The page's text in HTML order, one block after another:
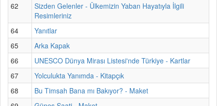
62
Sizden Gelenler - Ülkemizin Yaban Hayatıyla İlgili
Resimleriniz
64
Yanıtlar
65
Arka Kapak
66
UNESCO Dünya Mirası Listesi'nde Türkiye - Kartlar
67
Yolculukta Yanımda - Kitapçık
68
Bu Timsah Bana mı Bakıyor? - Maket